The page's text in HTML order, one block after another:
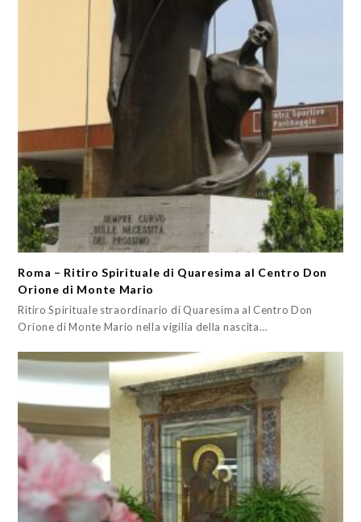
Roma – Ritiro Spirituale di Quaresima al Centro Don
Orione di Monte Mario
Ritiro Spirituale straordinario di Quaresima al Centro Don
Orione di Monte Mario nella vigilia della nascita…